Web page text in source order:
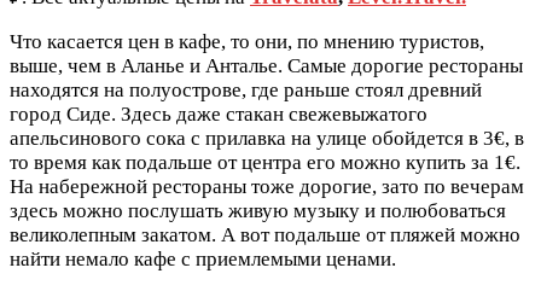
Что касается цен в кафе, то они, по мнению туристов,
выше, чем в Аланье и Анталье. Самые дорогие рестораны
находятся на полуострове, где раньше стоял древний
город Сиде. Здесь даже стакан свежевыжатого
апельсинового сока с прилавка на улице обойдется в 3€, в
то время как подальше от центра его можно купить за 1€.
На набережной рестораны тоже дорогие, зато по вечерам
здесь можно послушать живую музыку и полюбоваться
великолепным закатом. А вот подальше от пляжей можно
найти немало кафе с приемлемыми ценами.